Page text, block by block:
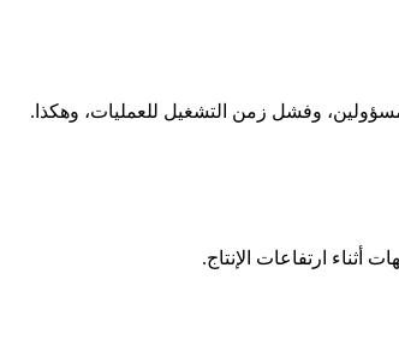
وفشل زمن التشغيل للعمليات، وهكذا.
أثناء ارتفاعات الإنتاج.